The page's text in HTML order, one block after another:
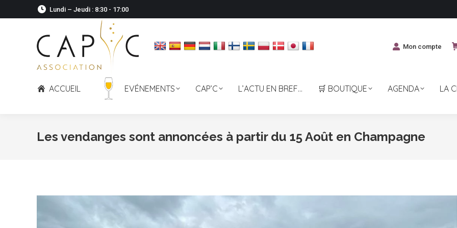
Lundi – Jeudi : 8:30 - 17:00
Mon compte
ACCUEIL EVÉNEMENTS CAP’C L’ACTU EN BREF… 🛒 BOUTIQUE AGENDA LA
Les vendanges sont annoncées à partir du 15 Août en Champagne